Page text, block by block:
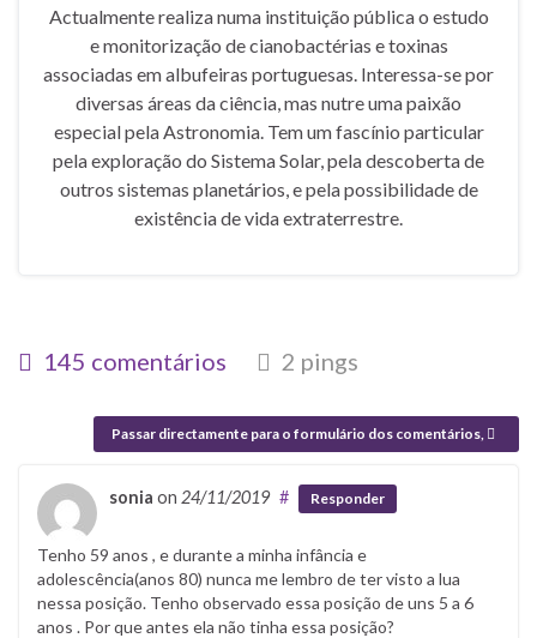
Actualmente realiza numa instituição pública o estudo
e monitorização de cianobactérias e toxinas
associadas em albufeiras portuguesas. Interessa-se por
diversas áreas da ciência, mas nutre uma paixão
especial pela Astronomia. Tem um fascínio particular
pela exploração do Sistema Solar, pela descoberta de
outros sistemas planetários, e pela possibilidade de
existência de vida extraterrestre.
145 comentários 2 pings
Passar directamente para o formulário dos comentários,
sonia on 24/11/2019 # Responder
Tenho 59 anos , e durante a minha infância e
adolescência(anos 80) nunca me lembro de ter visto a lua
nessa posição. Tenho observado essa posição de uns 5 a 6
anos . Por que antes ela não tinha essa posição?